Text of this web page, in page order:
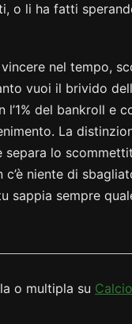
o li ha fatti
nel tempo,
vuoi il brivido
del bankroll e
La
separa lo
niente di
sappia sempre
o multipla su